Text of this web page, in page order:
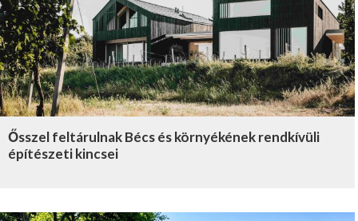
Ősszel feltárulnak Bécs és környékének rendkívüli
építészeti kincsei